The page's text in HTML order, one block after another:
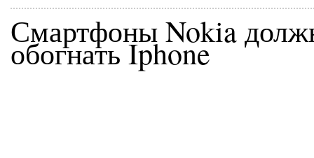
Смартфоны Nokia
обогнать Iphone